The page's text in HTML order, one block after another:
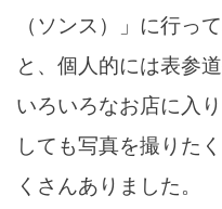
（ソンス）」に行っ
と、個人的には表参
いろいろなお店に入
しても写真を撮りた
くさんありました。